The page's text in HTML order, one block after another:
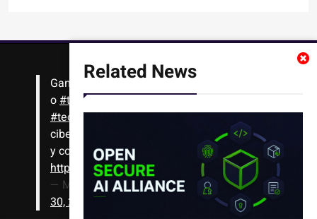
Related News
Gana #Bitcoin solo con leer artículos, noticias
o#tutoriales
#tecnología,#criptomonedas, seguridad
cibernética y más!! Sólo tienes que registrarte
y comenzar a navegar
https://t.co/1KjkllJEit
— Masterhacks (@Masterhacks_net)August
30, 2020